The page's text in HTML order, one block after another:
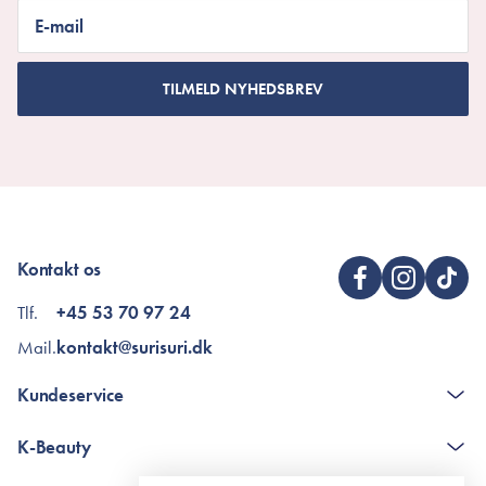
E-mail
TILMELD NYHEDSBREV
Kontakt os
Tlf.
Mail.
+45 53 70 97 24
kontakt@surisuri.dk
Kundeservice
The K-Beauty Box - spørgsmål og svar
K-Beauty